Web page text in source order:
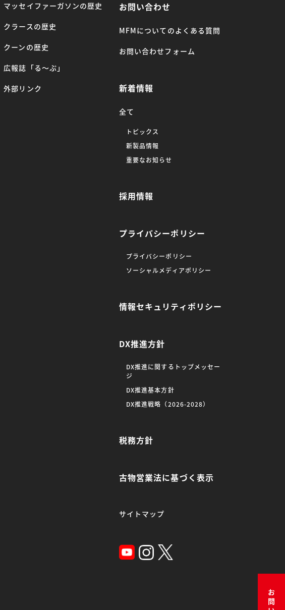
マッセイファーガソンの歴史
クラースの歴史
クーンの歴史
広報誌「る〜ぷ」
外部リンク
お問い合わせ
MFMについてのよくある質問
お問い合わせフォーム
新着情報
全て
トピックス
新製品情報
重要なお知らせ
採用情報
プライバシーポリシー
プライバシーポリシー
ソーシャルメディアポリシー
情報セキュリティポリシー
DX推進方針
DX推進に関するトップメッセー
ジ
DX推進基本方針
DX推進戦略（2026-2028）
税務方針
古物営業法に基づく表示
サイトマップ